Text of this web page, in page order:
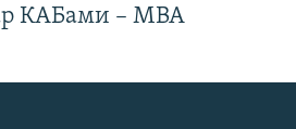
КАБами – МВА